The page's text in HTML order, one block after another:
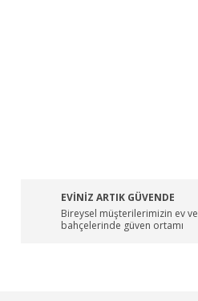
EVİNİZ ARTIK GÜVENDE
Bireysel müşterilerimizin ev ve
bahçelerinde güven ortamı